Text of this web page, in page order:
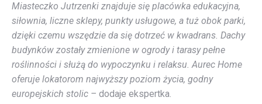
Miasteczko Jutrzenki znajduje się placówka edukacyjna,
siłownia, liczne sklepy, punkty usługowe, a tuż obok parki,
dzięki czemu wszędzie da się dotrzeć w kwadrans. Dachy
budynków zostały zmienione w ogrody i tarasy pełne
roślinności i służą do wypoczynku i relaksu. Aurec Home
oferuje lokatorom najwyższy poziom życia, godny
europejskich stolic – dodaje ekspertka.